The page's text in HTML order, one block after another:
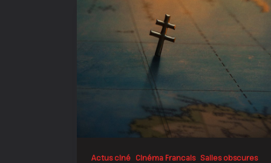
Actus ciné Cinéma Francais Salles obscures